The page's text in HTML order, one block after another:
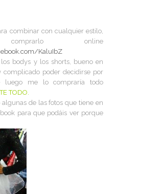
combinar con cualquier estilo,
online
KaluIbZ
los bodys y los shorts, bueno en
complicado poder decidirse por
luego me lo compraría todo
TODO.
algunas de las fotos que tiene en
para que podáis ver porque